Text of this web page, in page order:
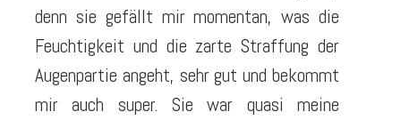
denn sie gefällt mir momentan, was die
Feuchtigkeit und die zarte Straffung der
Augenpartie angeht, sehr gut und bekommt
mir auch super. Sie war quasi meine